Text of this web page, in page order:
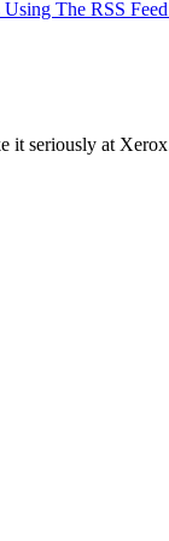
The RSS
it seriously at